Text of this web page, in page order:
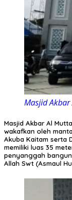
Masjid
Masjid Akbar Al
wakafkan oleh
Akuba Kaitam serta
memiliki luas 35
penyanggah
Allah Swt (Asmaul